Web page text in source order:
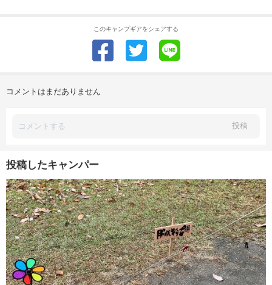
このキャンプギアをシェアする
コメントはまだありません
投稿
投稿したキャンパー